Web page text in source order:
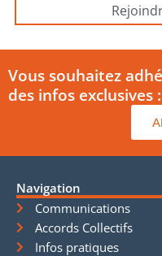
Vous souhaitez
des infos exclusives
Navigation
Communications
Accords Collectifs
Infos pratiques